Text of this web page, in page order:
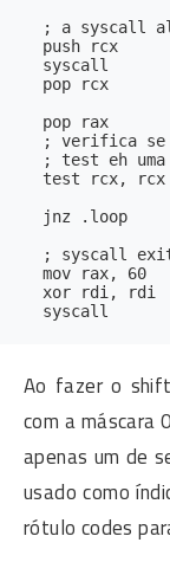
; a syscall
  push rcx
  syscall
  pop rcx
  pop rax
; verifica
; test eh
  test rcx, rcx
  jnz .loop
; syscall
  mov rax, 60
  xor rdi, rdi
Ao fazer o
com a máscara
apenas um de
usado como
rótulo codes